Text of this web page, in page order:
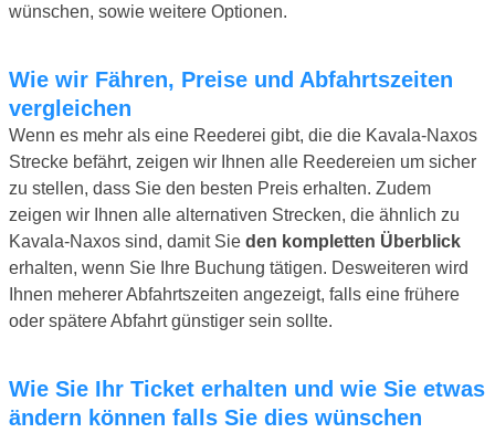
wünschen, sowie weitere Optionen.
Wie wir Fähren, Preise und Abfahrtszeiten
vergleichen
Wenn es mehr als eine Reederei gibt, die die Kavala-Naxos
Strecke befährt, zeigen wir Ihnen alle Reedereien um sicher
zu stellen, dass Sie den besten Preis erhalten. Zudem
zeigen wir Ihnen alle alternativen Strecken, die ähnlich zu
Kavala-Naxos sind, damit Sie den kompletten Überblick
erhalten, wenn Sie Ihre Buchung tätigen. Desweiteren wird
Ihnen meherer Abfahrtszeiten angezeigt, falls eine frühere
oder spätere Abfahrt günstiger sein sollte.
Wie Sie Ihr Ticket erhalten und wie Sie etwas
ändern können falls Sie dies wünschen